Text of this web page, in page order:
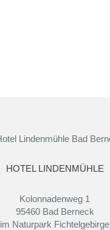
HOTEL LINDENMÜHLE
Kolonnadenweg 1
95460 Bad Berneck
im Naturpark Fichtelgebirge